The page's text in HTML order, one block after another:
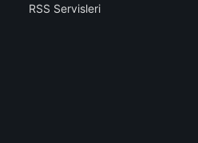
RSS Servisleri